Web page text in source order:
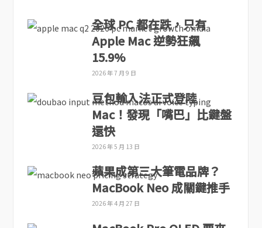
全球 PC 都在跌，只有
Apple Mac 逆勢狂飆
15.9%
2026 年 7 月 9 日
豆包輸入法正式登陸
Mac！發現「嘴巴」比鍵盤
還快
2026 年 5 月 13 日
蘋果成第三大筆電品牌？
MacBook Neo 成關鍵推手
2026 年 4 月 27 日